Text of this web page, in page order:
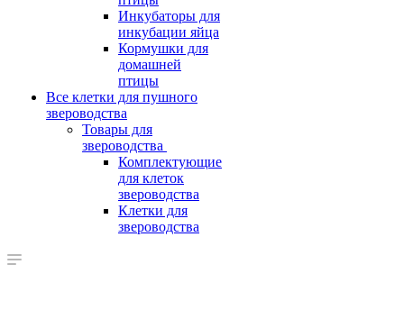
Инкубаторы для
инкубации яйца
Кормушки для
домашней
птицы
Все клетки для пушного
звероводства
Товары для
звероводства
Комплектующие
для клеток
звероводства
Клетки для
звероводства